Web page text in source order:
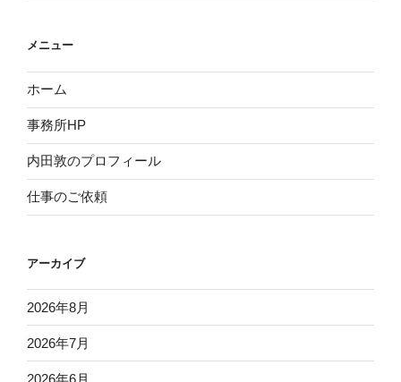
メニュー
ホーム
事務所HP
内田敦のプロフィール
仕事のご依頼
アーカイブ
2026年8月
2026年7月
2026年6月